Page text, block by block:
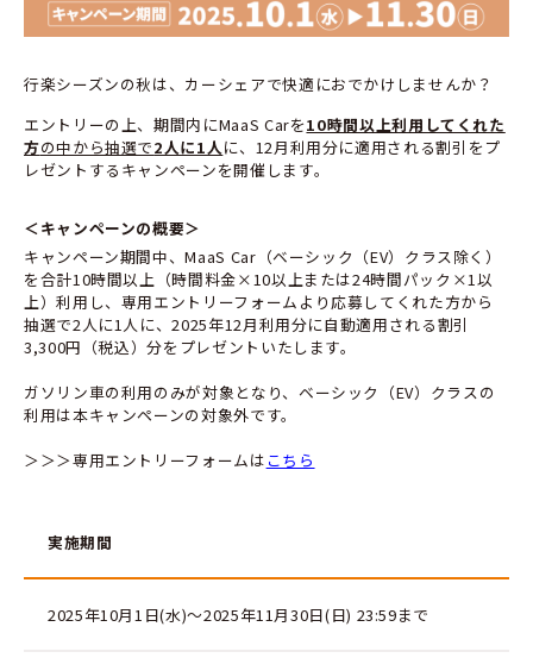
行楽シーズンの秋は、カーシェアで快適におでかけしませんか？
エントリーの上、期間内にMaaS Carを10時間以上利用してくれた
方の中から抽選で2人に1人に、12月利用分に適用される割引をプ
レゼントするキャンペーンを開催します。
＜キャンペーンの概要＞
キャンペーン期間中、MaaS Car（ベーシック（EV）クラス除く）
を合計10時間以上（時間料金×10以上または24時間パック×1以
上）利用し、専用エントリーフォームより応募してくれた方から
抽選で2人に1人に、2025年12月利用分に自動適用される割引
3,300円（税込）分をプレゼントいたします。
ガソリン車の利用のみが対象となり、ベーシック（EV）クラスの
利用は本キャンペーンの対象外です。
＞＞＞専用エントリーフォームは こちら
実施期間
2025年10月1日(水)～2025年11月30日(日) 23:59まで